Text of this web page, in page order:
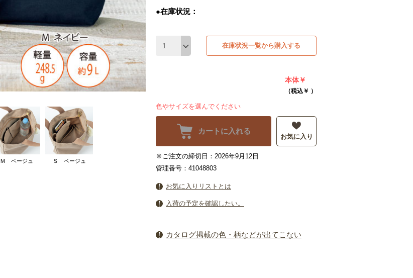
Ｍ ベージュ Ｓ ベージュ
●在庫状況：
在庫状況一覧から購入する
本体￥
（税込￥ ）
色やサイズを選んでください
カートに入れる
お気に入り
※ご注文の締切日：2026年9月12日
管理番号：41048803
お気に入りリストとは
入荷の予定を確認したい。
カタログ掲載の色・柄などが出てこない